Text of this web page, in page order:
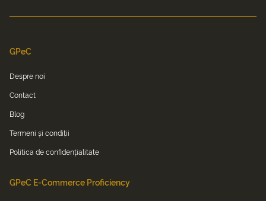
GPeC
Despre noi
Contact
Blog
Termeni și condiții
Politica de confidențialitate
GPeC E-Commerce Proficiency